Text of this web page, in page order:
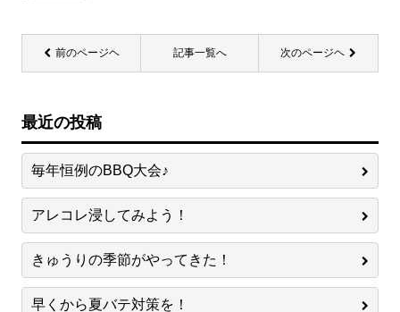
前のページヘ 記事一覧へ 次のページヘ
最近の投稿
毎年恒例のBBQ大会♪
アレコレ浸してみよう！
きゅうりの季節がやってきた！
早くから夏バテ対策を！